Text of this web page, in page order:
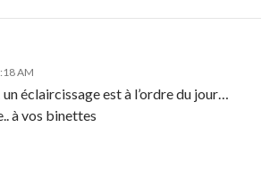
AM
éclaircissage est à l’ordre du jour…
à vos binettes